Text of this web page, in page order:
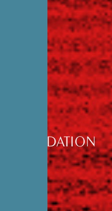
LA FONDATION